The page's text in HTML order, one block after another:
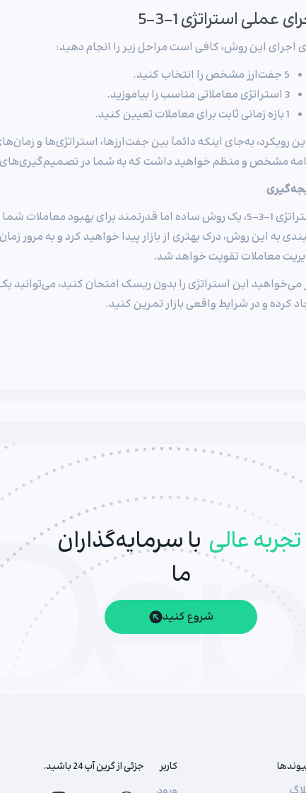
عملی استراتژی 1-3-5
اجرای این روش، کافی است مراحل زیر را انجام دهید:
5 جفت‌ارز مشخص را انتخاب کنید.
3 استراتژی معاملاتی مناسب را بیاموزید.
1 بازه زمانی ثابت برای معاملات تعیین کنید.
رویکرد، به‌جای اینکه دائماً بین جفت‌ارزها، استراتژی‌ها و
مشخص و منظم خواهید داشت که به شما در
استراتژی 1-3-5، یک روش ساده اما قدرتمند برای بهبود
به این روش، درک بهتری از بازار پیدا خواهید کرد و به مرور
معاملات تقویت خواهد شد.
می‌خواهید این استراتژی را بدون ریسک امتحان کنید، می‌توانید
کرده و در شرایط واقعی بازار تمرین کنید.
تجربه عالی با سرمایه‌گذاران
ما
شروع کنید
کاربر جزئی از گرین آپ 24 باشید.